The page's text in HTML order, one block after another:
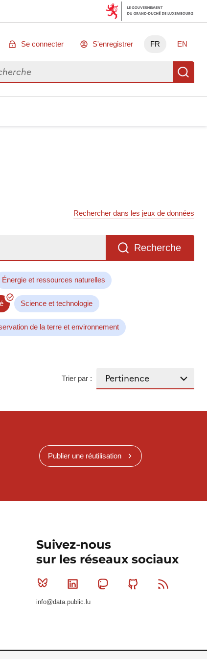
Se connecter S'enregistrer FR EN
des données
Rechercher dans les jeux de données
Recherche
Énergie et ressources naturelles
Science et technologie
de la terre et environnement
Trier par :
Publier une réutilisation
Suivez-nous
sur les réseaux sociaux
Bluesky Linkedin MastodonGithub
info@data.public.lu